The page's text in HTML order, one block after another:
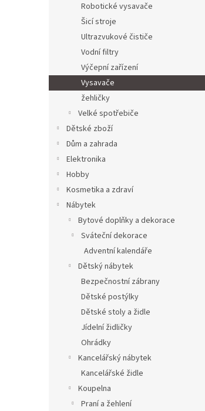
Robotické vysavače
Šicí stroje
Ultrazvukové čističe
Vodní filtry
Výčepní zařízení
Vysavače
žehličky
Velké spotřebiče
Dětské zboží
Dům a zahrada
Elektronika
Hobby
Kosmetika a zdraví
Nábytek
Bytové doplňky a dekorace
Sváteční dekorace
Adventní kalendáře
Dětský nábytek
Bezpečnostní zábrany
Dětské postýlky
Dětské stoly a židle
Jídelní židličky
Ohrádky
Kancelářský nábytek
Kancelářské židle
Koupelna
Praní a žehlení